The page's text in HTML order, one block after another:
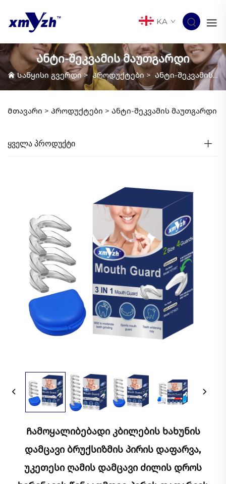
KA
Ანტი-შეკვამის მაუთგარდი
Საწყისი გვერდი> Პროდუქტები > Ანტი-შეკვამის მაუთგარდი
Მთავარი > Პროდუქტები > Ანტი-შეკვამის მაუთგარდი
ᲧᲕᲔᲚᲐ ᲞᲠᲝᲓᲣᲥᲢᲘ
Ჩამოყალიბებადი Კბილების Ხახუნის
Დამცავი Ბრუქსიზმის Პირის Დაფარვა,
Უკეთესი Ღამის Დამცავი Ძილის Დროს